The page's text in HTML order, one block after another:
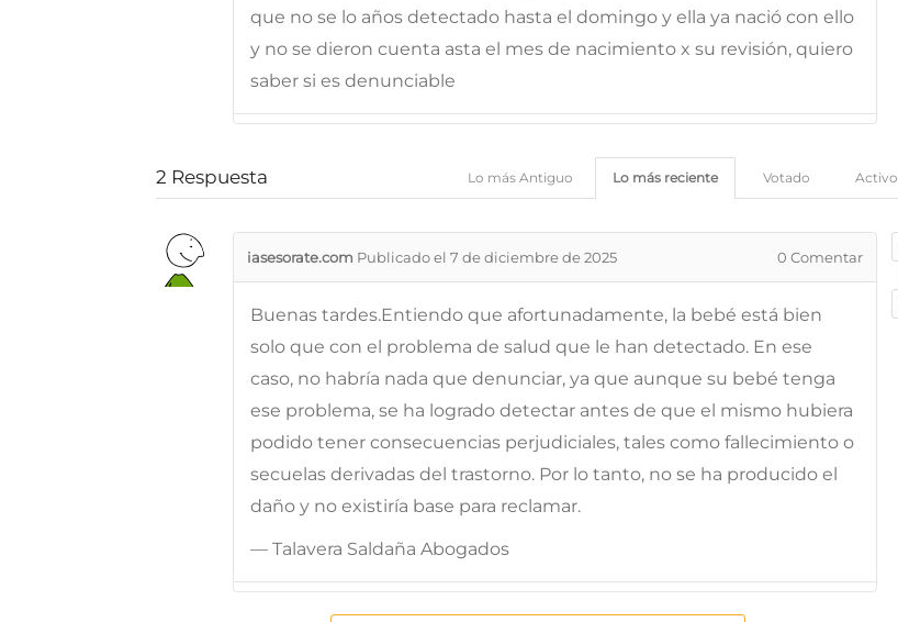
que no se lo años detectado hasta el domingo y ella ya nació con ello
y no se dieron cuenta asta el mes de nacimiento x su revisión, quiero
saber si es denunciable
2 Respuesta Activo
Votado
Lo más reciente
Lo más Antiguo
iasesorate.com Publicado el 7 de diciembre de 2025 0 Comentar
Buenas tardes.Entiendo que afortunadamente, la bebé está bien
solo que con el problema de salud que le han detectado. En ese
caso, no habría nada que denunciar, ya que aunque su bebé tenga
ese problema, se ha logrado detectar antes de que el mismo hubiera
podido tener consecuencias perjudiciales, tales como fallecimiento o
secuelas derivadas del trastorno. Por lo tanto, no se ha producido el
daño y no existiría base para reclamar.
— Talavera Saldaña Abogados